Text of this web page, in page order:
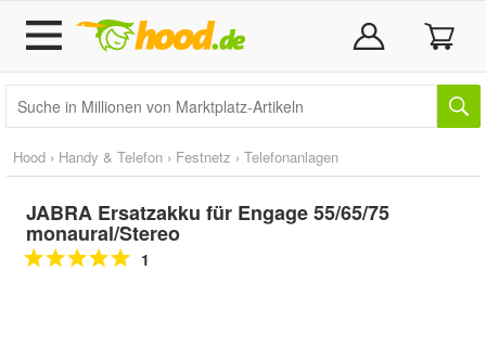
Hood › Handy & Telefon › Festnetz › Telefonanlagen
JABRA Ersatzakku für Engage 55/65/75
monaural/Stereo
1